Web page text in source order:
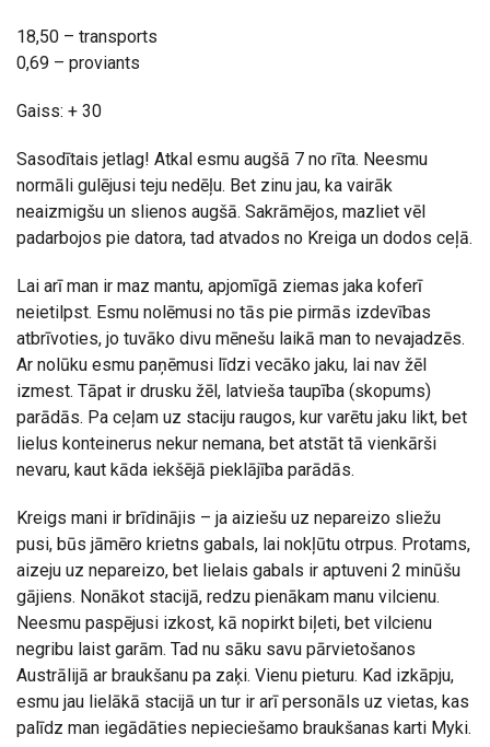
18,50 – transports
0,69 – proviants
Gaiss: + 30
Sasodītais jetlag! Atkal esmu augšā 7 no rīta. Neesmu
normāli gulējusi teju nedēļu. Bet zinu jau, ka vairāk
neaizmigšu un slienos augšā. Sakrāmējos, mazliet vēl
padarbojos pie datora, tad atvados no Kreiga un dodos ceļā.
Lai arī man ir maz mantu, apjomīgā ziemas jaka koferī
neietilpst. Esmu nolēmusi no tās pie pirmās izdevības
atbrīvoties, jo tuvāko divu mēnešu laikā man to nevajadzēs.
Ar nolūku esmu paņēmusi līdzi vecāko jaku, lai nav žēl
izmest. Tāpat ir drusku žēl, latvieša taupība (skopums)
parādās. Pa ceļam uz staciju raugos, kur varētu jaku likt, bet
lielus konteinerus nekur nemana, bet atstāt tā vienkārši
nevaru, kaut kāda iekšējā pieklājība parādās.
Kreigs mani ir brīdinājis – ja aiziešu uz nepareizo sliežu
pusi, būs jāmēro krietns gabals, lai nokļūtu otrpus. Protams,
aizeju uz nepareizo, bet lielais gabals ir aptuveni 2 minūšu
gājiens. Nonākot stacijā, redzu pienākam manu vilcienu.
Neesmu paspējusi izkost, kā nopirkt biļeti, bet vilcienu
negribu laist garām. Tad nu sāku savu pārvietošanos
Austrālijā ar braukšanu pa zaķi. Vienu pieturu. Kad izkāpju,
esmu jau lielākā stacijā un tur ir arī personāls uz vietas, kas
palīdz man iegādāties nepieciešamo braukšanas karti Myki.